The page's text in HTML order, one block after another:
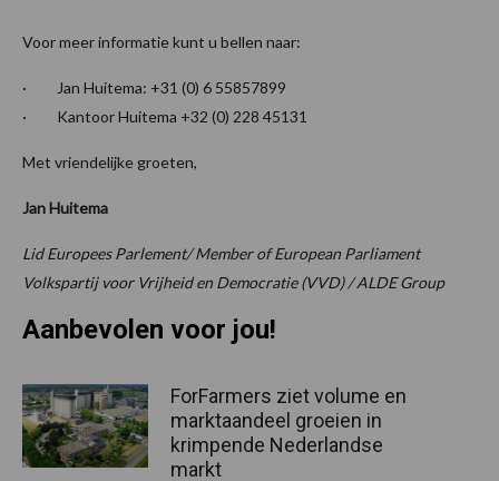
Voor meer informatie kunt u bellen naar:
· Jan Huitema: +31 (0) 6 55857899
· Kantoor Huitema +32 (0) 228 45131
Met vriendelijke groeten,
Jan Huitema
Lid Europees Parlement/ Member of European Parliament
Volkspartij voor Vrijheid en Democratie (VVD) / ALDE Group
Aanbevolen voor jou!
ForFarmers ziet volume en
marktaandeel groeien in
krimpende Nederlandse
markt